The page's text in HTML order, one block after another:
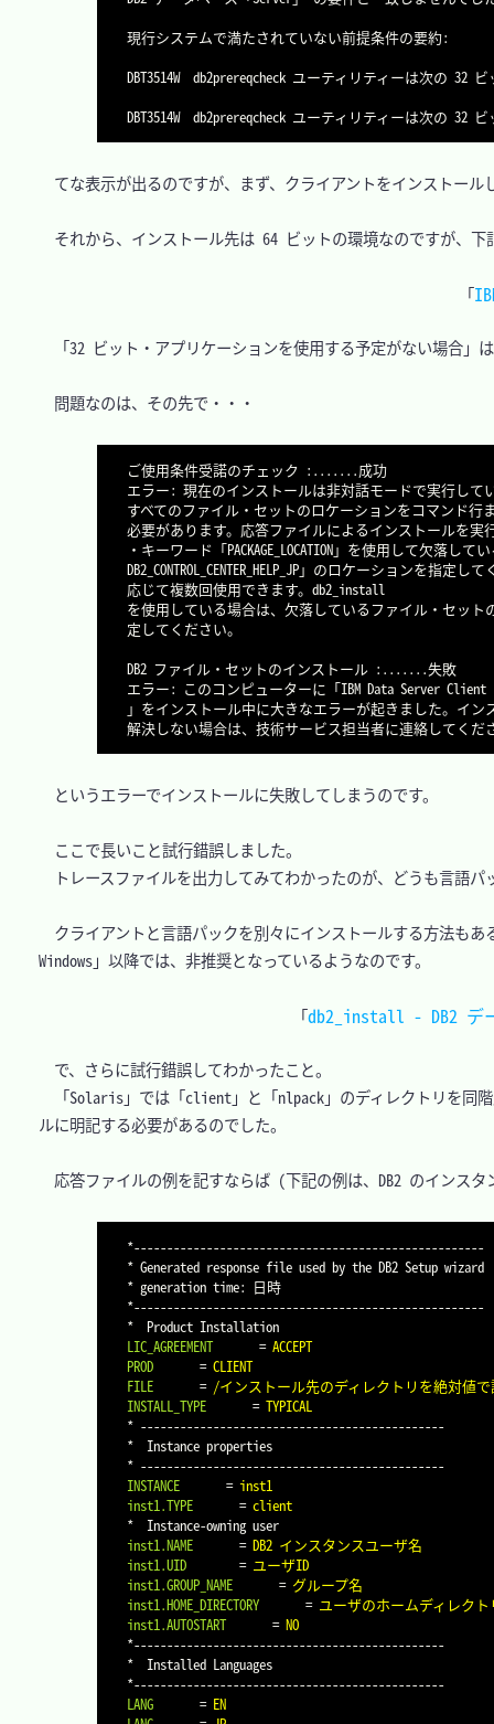
現行システムで満たされていない前提条件の要約:
DBT3514W  db2prereqcheck ユーティリティーは次の
てな表示が出るのですが、まず、クライアントをインストー
それから、インストール先は 64 ビットの環境なのですが、下
「
「32 ビット・アプリケーションを使用する予定がない場合」
問題なのは、その先で・・・
ご使用条件受諾のチェック :.......成功
エラー: 現在のインストールは非対話モードで実行して
すべてのファイル・セットのロケーションをコマンド行
必要があります。応答ファイルによるインストールを実
・キーワード「PACKAGE_LOCATION」を使用して欠落し
DB2_CONTROL_CENTER_HELP_JP」のロケーションを指定
応じて複数回使用できます。db2_install
を使用している場合は、欠落しているファイル・セッ
定してください。
DB2 ファイル・セットのインストール :.......失敗
エラー: このコンピューターに「IBM Data Server Client
」をインストール中に大きなエラーが起きました。イ
というエラーでインストールに失敗してしまうのです。
ここで長いこと試行錯誤しました。
トレースファイルを出力してみてわかったのが、どうも言語
クライアントと言語パックを別々にインストールする方法も
Windows」以降では、非推奨となっているようなのです。
「db2_install - DB2 デ
で、さらに試行錯誤してわかったこと。
「Solaris」では「client」と「nlpack」のディレクトリを同
ルに明記する必要があるのでした。
応答ファイルの例を記すならば (下記の例は、DB2 のインス
*-----------------------------------------------------
* Generated response file used by the DB2 Setup wizard
* generation time: 日時
*-----------------------------------------------------
LIC_AGREEMENT
= ACCEPT
PROD
= CLIENT
FILE
= /インストール先のディレクトリを絶対値
INSTALL_TYPE
= TYPICAL
* ----------------------------------------------
*  Instance properties
INSTANCE
= inst1
inst1.TYPE
= client
inst1.NAME
= DB2 インスタンスユーザ名
inst1.UID
= ユーザID
inst1.GROUP_NAME
= グループ名
inst1.HOME_DIRECTORY
= ユーザのホームディレク
inst1.AUTOSTART
= NO
*-----------------------------------------------
*  Installed Languages
LANG
= EN